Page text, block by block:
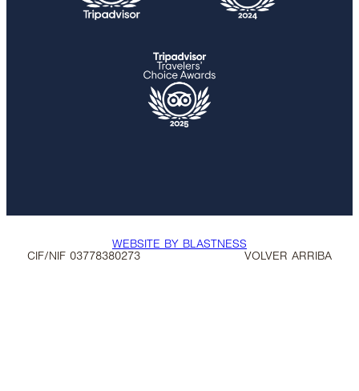
CIF/NIF 03778380273
WEBSITE BY BLASTNESS
VOLVER ARRIBA